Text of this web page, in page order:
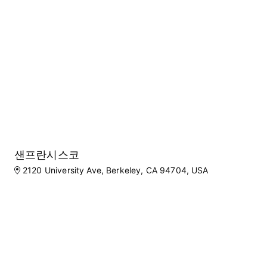
샌프란시스코
2120 University Ave, Berkeley, CA 94704, USA